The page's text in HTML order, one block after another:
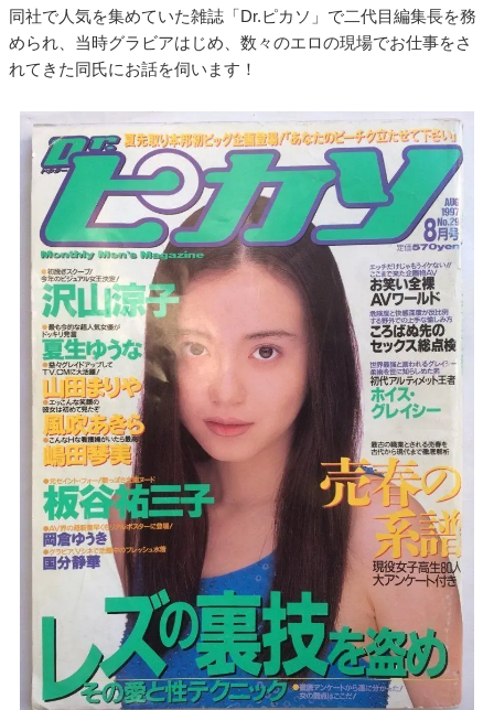
同社で人気を集めていた雑誌「Dr.ピカソ」で二代目編集長を務
められ、当時グラビアはじめ、数々のエロの現場でお仕事をさ
れてきた同氏にお話を伺います！